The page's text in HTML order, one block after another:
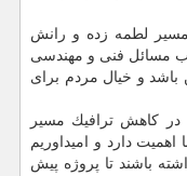
لطمه زده و رانش
مسائل فنی و مهندسی
باشد و خیال مردم برای
در كاهش ترافیك مسیر
دارد و امیداوریم
باشند تا پروژه پیش